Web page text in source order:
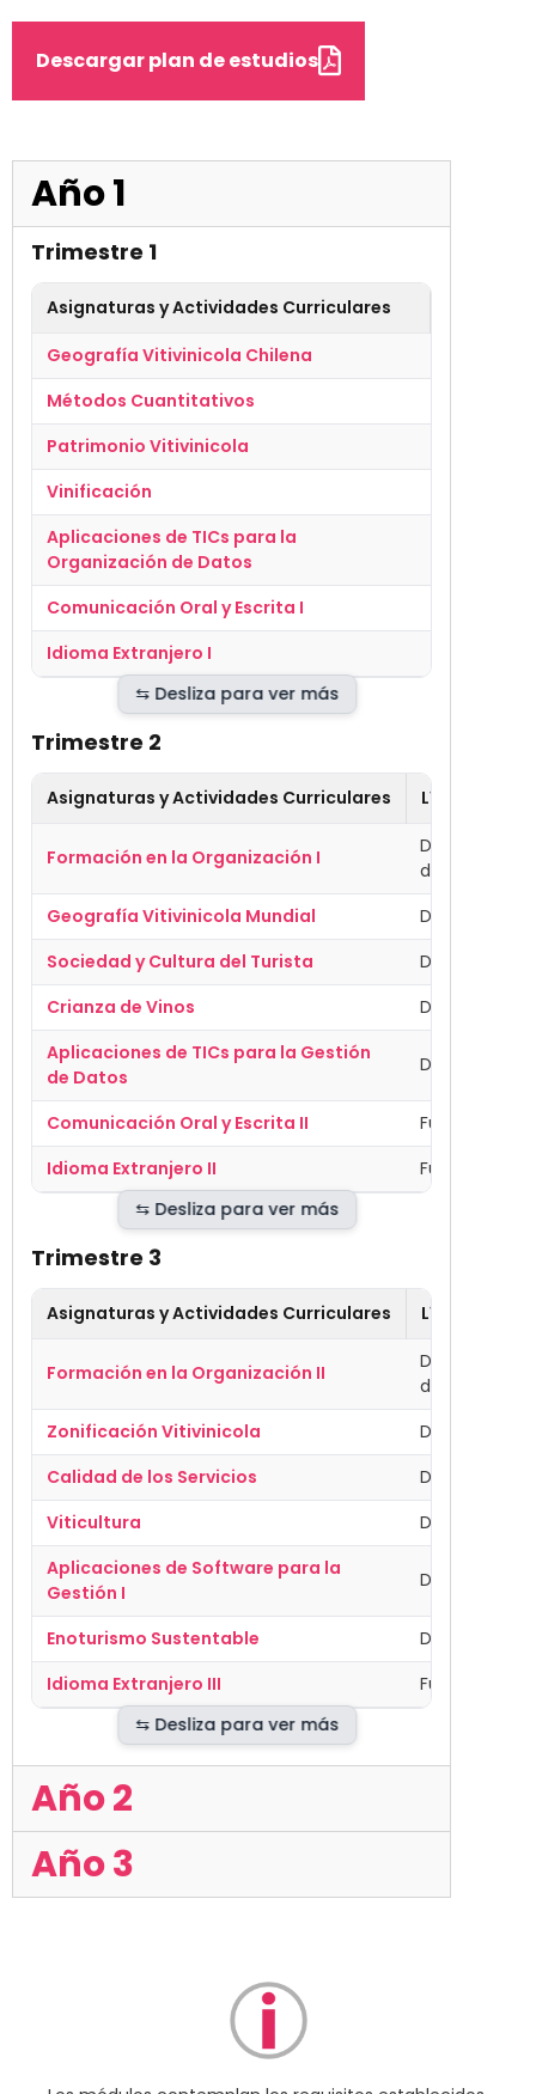
Descargar plan de estudios
Año 1
Trimestre 1
Asignaturas y Actividades Curriculares
Geografía Vitivinicola Chilena
Métodos Cuantitativos
Patrimonio Vitivinicola
Vinificación
Aplicaciones de TICs para la
Organización de Datos
Comunicación Oral y Escrita I
Idioma Extranjero I
Trimestre 2
Asignaturas y Actividades Curriculares Línea de
Formación en la Organización I
Desempeño
de
Geografía Vitivinicola Mundial
Disciplinar
Sociedad y Cultura del Turista
Disciplinar
Crianza de Vinos
Disciplinar
Aplicaciones de TICs para la Gestión
de Datos
Disciplinar
Comunicación Oral y Escrita II
Fundamental
Idioma Extranjero II
Fundamental
Trimestre 3
Asignaturas y Actividades Curriculares Línea de
Formación en la Organización II
Desempeño
de
Zonificación Vitivinicola
Disciplinar
Calidad de los Servicios
Disciplinar
Viticultura
Disciplinar
Aplicaciones de Software para la
Gestión I
Disciplinar
Enoturismo Sustentable
Disciplinar
Idioma Extranjero III
Fundamental
Año 2
Año 3